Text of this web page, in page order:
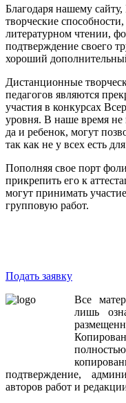
Благодаря нашему
творческие
литературном чтении,
подтверждение своего
хороший
Дистанционные
педагогов являются
участия в конкурсах
уровня. В наше время не
да и ребенок, могут
так как не у всех есть
Пополняя свое порт
прикрепить его к
могут принимать
групповую работ.
Подать заявку
Все
лишь
полностью
подтверждение,
авторов работ и